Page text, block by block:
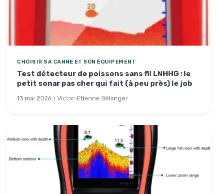
CHOISIR SA CANNE ET SON ÉQUIPEMENT
Test détecteur de poissons sans fil LNHHG : le
petit sonar pas cher qui fait (à peu près) le job
13 mai 2026 · Victor-Etienne Bélanger